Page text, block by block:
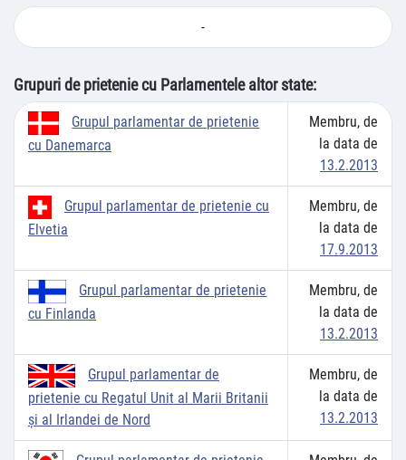
-
Grupuri de prietenie cu Parlamentele altor state:
Grupul parlamentar de prietenie
cu Danemarca
Membru, de
la data de
13.2.2013
Grupul parlamentar de prietenie cu
Elvetia
Membru, de
la data de
17.9.2013
Grupul parlamentar de prietenie
cu Finlanda
Membru, de
la data de
13.2.2013
Grupul parlamentar de
prietenie cu Regatul Unit al Marii Britanii
și al Irlandei de Nord
Membru, de
la data de
13.2.2013